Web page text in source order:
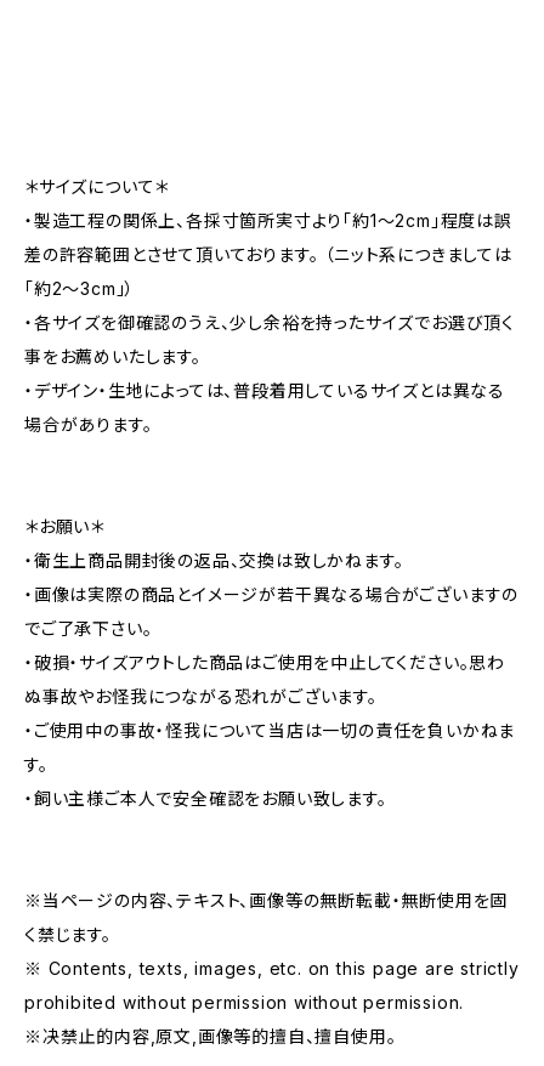
＊サイズについて＊
・製造工程の関係上、各採寸箇所実寸より「約1～2cm」程度は誤
差の許容範囲とさせて頂いております。 （ニット系につきましては
「約2～3cm」）
・各サイズを御確認のうえ、少し余裕を持ったサイズでお選び頂く
事をお薦めいたします。
・デザイン・生地によっては、普段着用しているサイズとは異なる
場合があります。
＊お願い＊
・衛生上商品開封後の返品、交換は致しかねます。
・画像は実際の商品とイメージが若干異なる場合がございますの
でご了承下さい。
・破損・サイズアウトした商品はご使用を中止してください。思わ
ぬ事故やお怪我につながる恐れがございます。
・ご使用中の事故・怪我について当店は一切の責任を負いかねま
す。
・飼い主様ご本人で安全確認をお願い致します。
※当ページの内容、テキスト、画像等の無断転載・無断使用を固
く禁じます。
※ Contents, texts, images, etc. on this page are strictly
prohibited without permission without permission.
※决禁止的内容,原文,画像等的擅自、擅自使用。